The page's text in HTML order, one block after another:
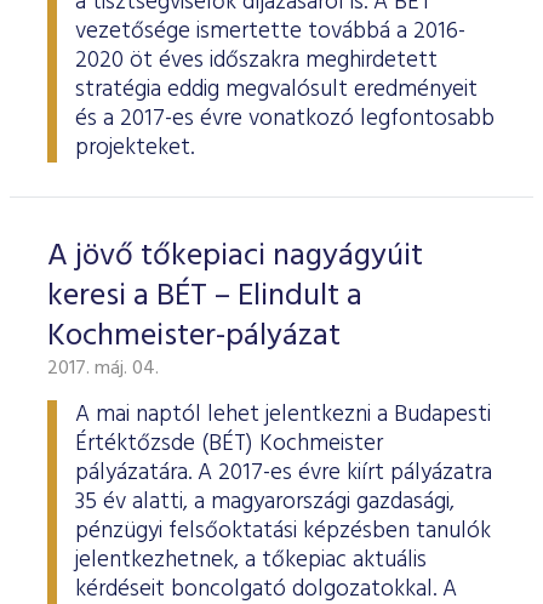
vezetősége ismertette továbbá a 2016-
2020 öt éves időszakra meghirdetett
stratégia eddig megvalósult eredményeit
és a 2017-es évre vonatkozó legfontosabb
projekteket.
A jövő tőkepiaci nagyágyúit
keresi a BÉT – Elindult a
Kochmeister-pályázat
2017. máj. 04.
A mai naptól lehet jelentkezni a Budapesti
Értéktőzsde (BÉT) Kochmeister
pályázatára. A 2017-es évre kiírt pályázatra
35 év alatti, a magyarországi gazdasági,
pénzügyi felsőoktatási képzésben tanulók
jelentkezhetnek, a tőkepiac aktuális
kérdéseit boncolgató dolgozatokkal. A